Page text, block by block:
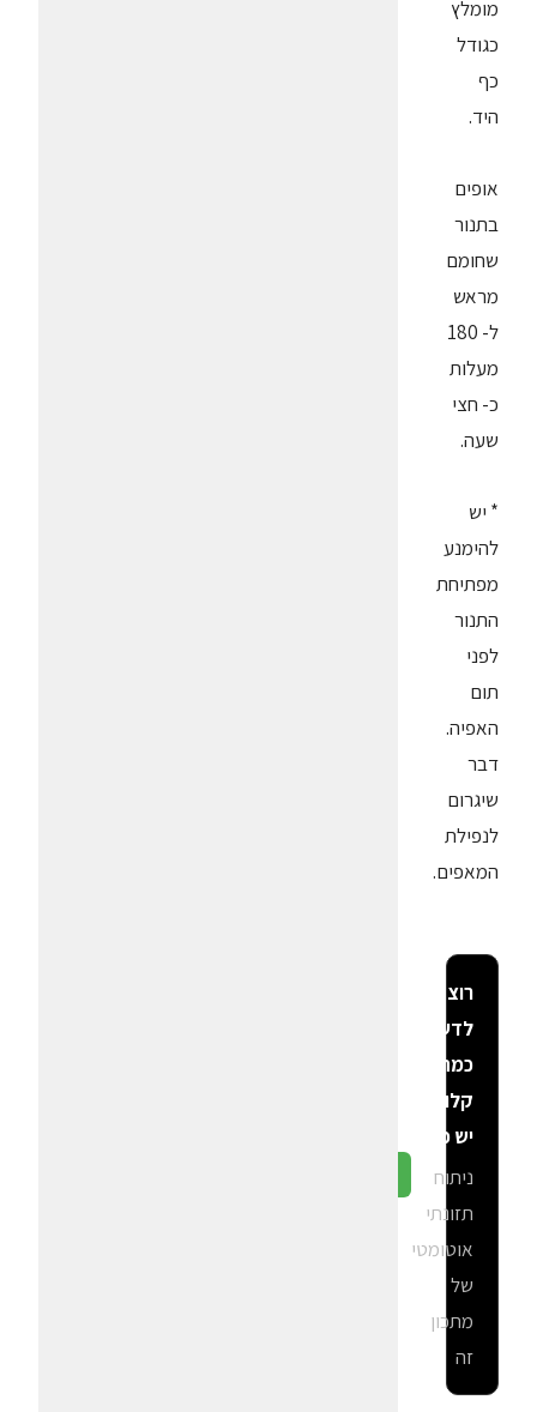
מומלץ
כגודל
כף
היד.
אופים
בתנור
שחומם
מראש
ל- 180
מעלות
כ- חצי
שעה.
* יש
להימנע
מפתיחת
התנור
לפני
תום
האפיה.
דבר
שיגרום
לנפילת
המאפים.
רוצה
לדעת
כמה
קלוריות
יש פה?
ניתוח
תזונתי
אוטומטי
של
מתכון
זה